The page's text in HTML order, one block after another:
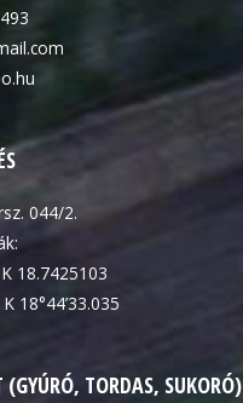
044/2.
18.7425103
18°44’33.035
(GYÚRÓ, TORDAS, SUKORÓ)